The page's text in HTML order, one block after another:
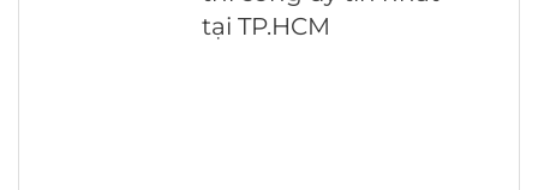
tại TP.HCM